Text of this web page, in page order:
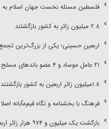
فلسطین مسئله نخست جهان اسلام به
۲.۸ میلیون زائر به کشور بازگشتند
اربعین حسینی؛ یکی از بزرگ‌ترین
۲۱ عامل موساد و ۴ عضو باند‌های مسلح بازداشت شدند
۱.۸میلیون زائر اربعین به کشور بازگشتند
فرهنگ با بخشنامه و نگاه قیم‌مآبانه
بازگشت یک میلیون و ۹۷۴ هزار زائر اربعین به کشور